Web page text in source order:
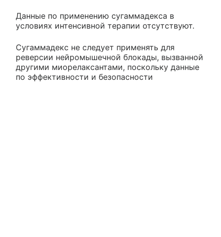
Данные по применению сугаммадекса в
условиях интенсивной терапии отсутствуют.
Сугаммадекс не следует применять для
реверсии нейромышечной блокады, вызванной
другими миорелаксантами, поскольку данные
по эффективности и безопасности